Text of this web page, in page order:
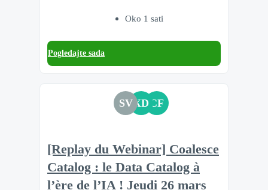
Oko 1 sati
Pogledajte sada
SV XD CF
[Replay du Webinar] Coalesce
Catalog : le Data Catalog à
l’ère de l’IA ! Jeudi 26 mars